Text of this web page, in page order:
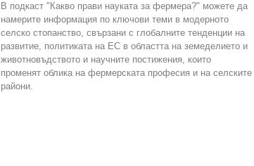
В подкаст "Какво прави науката за фермера?" можете да
намерите информация по ключови теми в модерното
селско стопанство, свързани с глобалните тенденции на
развитие, политиката на ЕС в областта на земеделието и
животновъдството и научните постижения, които
променят облика на фермерската професия и на селските
райони.